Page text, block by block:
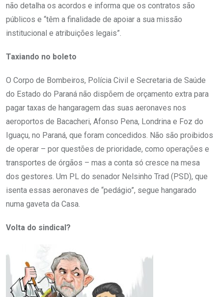
não detalha os acordos e informa que os contratos são
públicos e “têm a finalidade de apoiar a sua missão
institucional e atribuições legais”.
Taxiando no boleto
O Corpo de Bombeiros, Polícia Civil e Secretaria de Saúde
do Estado do Paraná não dispõem de orçamento extra para
pagar taxas de hangaragem das suas aeronaves nos
aeroportos de Bacacheri, Afonso Pena, Londrina e Foz do
Iguaçu, no Paraná, que foram concedidos. Não são proibidos
de operar – por questões de prioridade, como operações e
transportes de órgãos – mas a conta só cresce na mesa
dos gestores. Um PL do senador Nelsinho Trad (PSD), que
isenta essas aeronaves de “pedágio”, segue hangarado
numa gaveta da Casa.
Volta do sindical?